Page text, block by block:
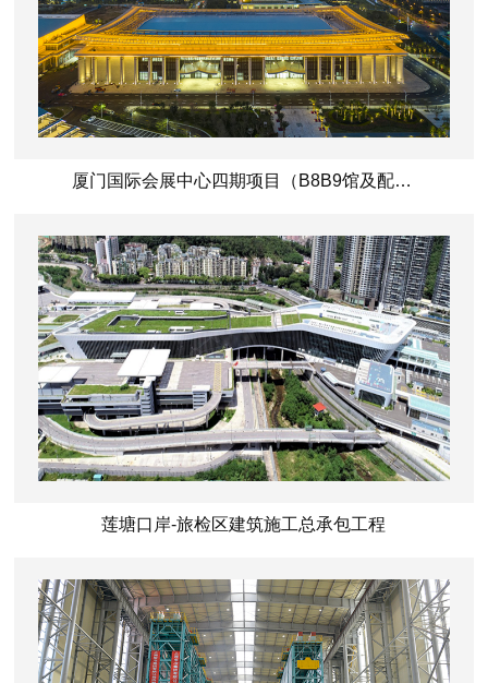
厦门国际会展中心四期项目（B8B9馆及配套东广场地下室）工程
莲塘口岸-旅检区建筑施工总承包工程